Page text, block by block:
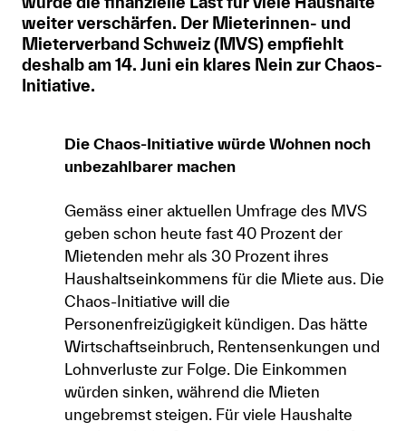
weiter verschärfen. Der Mieterinnen- und
Mieterverband Schweiz (MVS) empfiehlt
deshalb am 14. Juni ein klares Nein zur Chaos-
Initiative.
Die Chaos-Initiative würde Wohnen noch
unbezahlbarer machen
Gemäss einer aktuellen Umfrage des MVS
geben schon heute fast 40 Prozent der
Mietenden mehr als 30 Prozent ihres
Haushaltseinkommens für die Miete aus. Die
Chaos-Initiative will die
Personenfreizügigkeit kündigen. Das hätte
Wirtschaftseinbruch, Rentensenkungen und
Lohnverluste zur Folge. Die Einkommen
würden sinken, während die Mieten
ungebremst steigen. Für viele Haushalte